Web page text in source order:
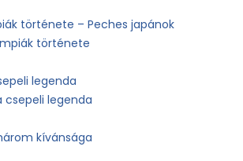
története – Peches japánok
története
legenda
csepeli legenda
kívánsága